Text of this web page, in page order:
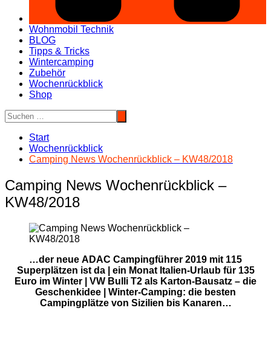
Wohnmobil Technik
BLOG
Tipps & Tricks
Wintercamping
Zubehör
Wochenrückblick
Shop
Start
Wochenrückblick
Camping News Wochenrückblick – KW48/2018
Camping News Wochenrückblick –
KW48/2018
…der neue ADAC Campingführer 2019 mit 115
Superplätzen ist da | ein Monat Italien-Urlaub für 135
Euro im Winter | VW Bulli T2 als Karton-Bausatz – die
Geschenkidee | Winter-Camping: die besten
Campingplätze von Sizilien bis Kanaren…